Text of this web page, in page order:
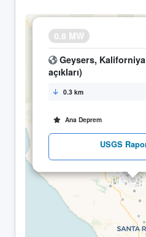
0.8 MW
Geysers, Kaliforniya
açıkları)
0.3 km
Ana Deprem
USGS